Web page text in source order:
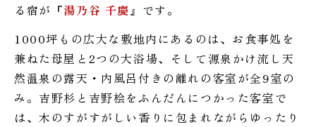
る宿が『湯乃谷 千慶』です。
1000坪もの広大な敷地内にあるのは、お食事処を
兼ねた母屋と2つの大浴場、そして源泉かけ流し天
然温泉の露天・内風呂付きの離れの客室が全9室の
み。吉野杉と吉野桧をふんだんにつかった客室で
は、木のすがすがしい香りに包まれながらゆったり